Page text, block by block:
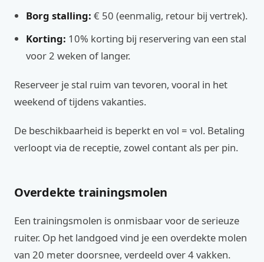
Borg stalling: € 50 (eenmalig, retour bij vertrek).
Korting: 10% korting bij reservering van een stal
voor 2 weken of langer.
Reserveer je stal ruim van tevoren, vooral in het
weekend of tijdens vakanties.
De beschikbaarheid is beperkt en vol = vol. Betaling
verloopt via de receptie, zowel contant als per pin.
Overdekte trainingsmolen
Een trainingsmolen is onmisbaar voor de serieuze
ruiter. Op het landgoed vind je een overdekte molen
van 20 meter doorsnee, verdeeld over 4 vakken.